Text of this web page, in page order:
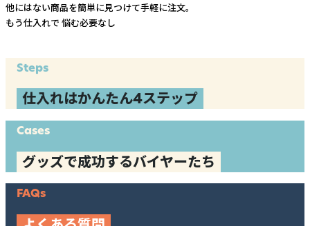
他にはない商品を簡単に見つけて手軽に注文。
もう仕入れで 悩む必要なし
Steps
仕入れはかんたん4ステップ
Cases
グッズで成功するバイヤーたち
FAQs